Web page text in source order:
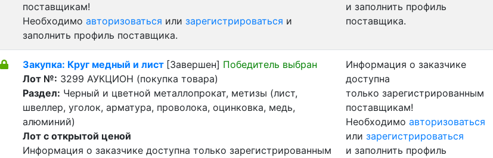
поставщикам!
Необходимо авторизоваться или зарегистрироваться и
заполнить профиль поставщика.
и заполнить профиль
поставщика.
Закупка: Круг медный и лист [Завершен] Победитель выбран
Лот №: 3299 АУКЦИОН (покупка товара)
Раздел: Черный и цветной металлопрокат, метизы (лист,
швеллер, уголок, арматура, проволока, оцинковка, медь,
алюминий)
Лот с открытой ценой
Информация о заказчике доступна только зарегистрированным
Информация о заказчике
доступна
только зарегистрированным
поставщикам!
Необходимо авторизоваться
или зарегистрироваться
и заполнить профиль